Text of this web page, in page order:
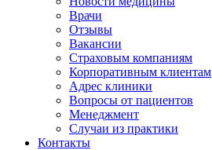
Врачи
Отзывы
Вакансии
Страховым компаниям
Корпоративным клиентам
Адрес клиники
Вопросы от пациентов
Менеджмент
Случаи из практики
Контакты